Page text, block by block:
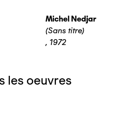
Michel Nedjar
(Sans titre)
, 1972
les oeuvres